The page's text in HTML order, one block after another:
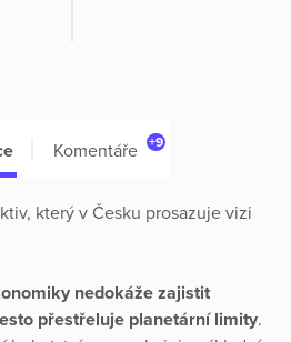
Komentáře +9
který v Česku prosazuje vizi
nedokáže zajistit
přestřeluje planetární limity.